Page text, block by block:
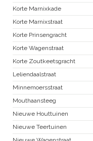
Korte Marnixkade
Korte Marnixstraat
Korte Prinsengracht
Korte Wagenstraat
Korte Zoutkeetsgracht
Leliendaalstraat
Minnemoersstraat
Mouthaansteeg
Nieuwe Houttuinen
Nieuwe Teertuinen